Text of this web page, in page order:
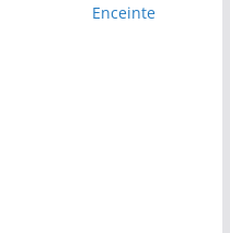
Enceinte